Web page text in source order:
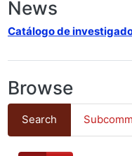
News
Catálogo de
Browse
Search